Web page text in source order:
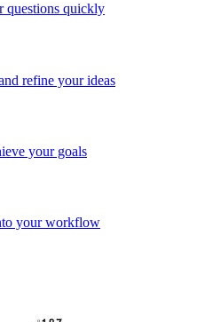
questions quickly
refine your ideas
your goals
your workflow